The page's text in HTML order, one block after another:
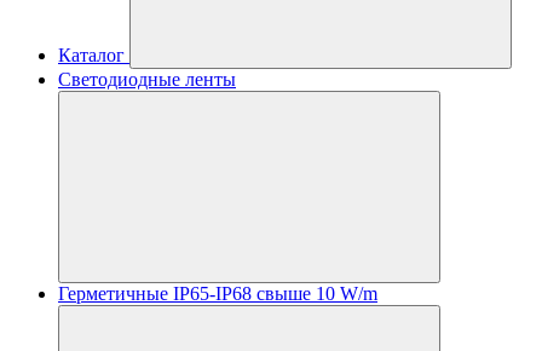
Каталог
Светодиодные ленты
Герметичные IP65-IP68 свыше 10 W/m